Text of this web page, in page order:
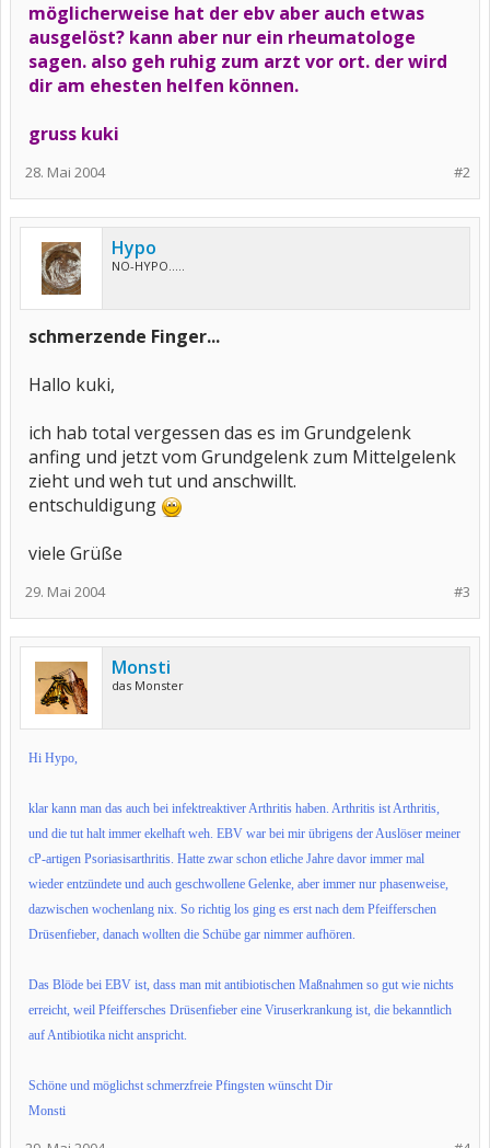
möglicherweise hat der ebv aber auch etwas
ausgelöst? kann aber nur ein rheumatologe
sagen. also geh ruhig zum arzt vor ort. der wird
dir am ehesten helfen können.
gruss kuki
#2
28. Mai 2004
Hypo
NO-HYPO.....
schmerzende Finger...
Hallo kuki,
ich hab total vergessen das es im Grundgelenk
anfing und jetzt vom Grundgelenk zum Mittelgelenk
zieht und weh tut und anschwillt.
entschuldigung
viele Grüße
#3
29. Mai 2004
Monsti
das Monster
Hi Hypo,
klar kann man das auch bei infektreaktiver Arthritis haben. Arthritis ist Arthritis,
und die tut halt immer ekelhaft weh. EBV war bei mir übrigens der Auslöser meiner
cP-artigen Psoriasisarthritis. Hatte zwar schon etliche Jahre davor immer mal
wieder entzündete und auch geschwollene Gelenke, aber immer nur phasenweise,
dazwischen wochenlang nix. So richtig los ging es erst nach dem Pfeifferschen
Drüsenfieber, danach wollten die Schübe gar nimmer aufhören.
Das Blöde bei EBV ist, dass man mit antibiotischen Maßnahmen so gut wie nichts
erreicht, weil Pfeiffersches Drüsenfieber eine Viruserkrankung ist, die bekanntlich
auf Antibiotika nicht anspricht.
Schöne und möglichst schmerzfreie Pfingsten wünscht Dir
Monsti